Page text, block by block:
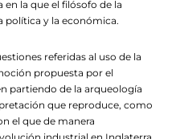
la que el filósofo de la
política y la económica.
referidas al uso de la
propuesta por el
partiendo de la arqueología
que reproduce, como
el que de manera